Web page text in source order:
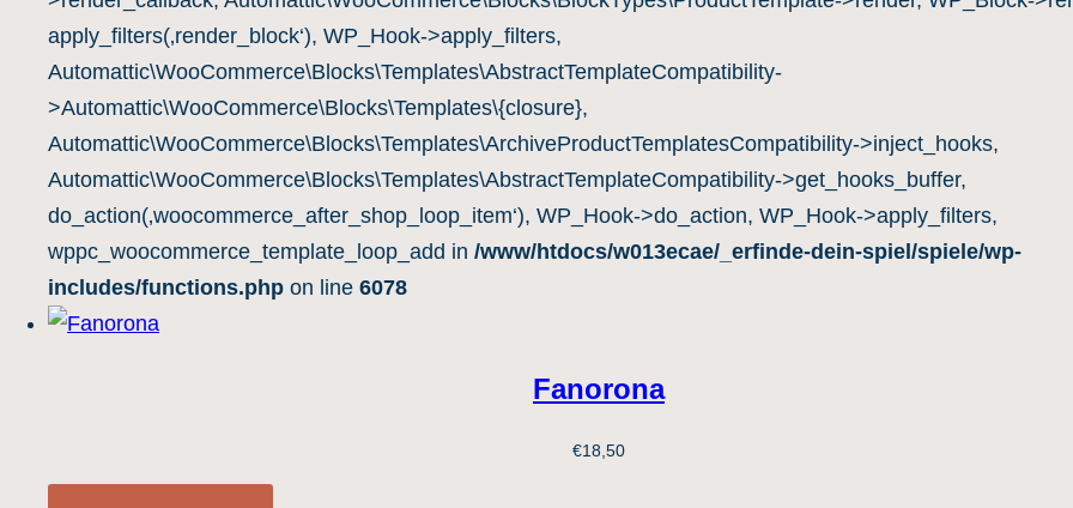
apply_filters(‚render_block‘), WP_Hook->apply_filters,
Automattic\WooCommerce\Blocks\Templates\AbstractTemplateCompatibility-
>Automattic\WooCommerce\Blocks\Templates\{closure},
Automattic\WooCommerce\Blocks\Templates\ArchiveProductTemplatesCompatibility->inject_hooks,
Automattic\WooCommerce\Blocks\Templates\AbstractTemplateCompatibility->get_hooks_buffer,
do_action(‚woocommerce_after_shop_loop_item‘), WP_Hook->do_action, WP_Hook->apply_filters,
wppc_woocommerce_template_loop_add in /www/htdocs/w013ecae/_erfinde-dein-spiel/spiele/wp-
includes/functions.php on line 6078
Fanorona
€18,50